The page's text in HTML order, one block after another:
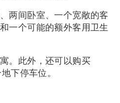
两间卧室、一个宽敞的客
一个可能的额外客用卫生
。此外，还可以购买
下停车位。